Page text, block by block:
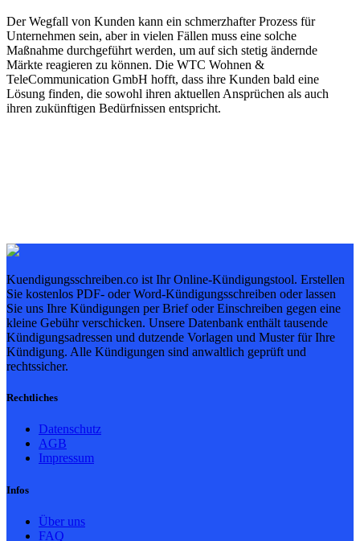
Der Wegfall von Kunden kann ein schmerzhafter Prozess für
Unternehmen sein, aber in vielen Fällen muss eine solche
Maßnahme durchgeführt werden, um auf sich stetig ändernde
Märkte reagieren zu können. Die WTC Wohnen &
TeleCommunication GmbH hofft, dass ihre Kunden bald eine
Lösung finden, die sowohl ihren aktuellen Ansprüchen als auch
ihren zukünftigen Bedürfnissen entspricht.
Kuendigungsschreiben.co ist Ihr Online-Kündigungstool. Erstellen
Sie kostenlos PDF- oder Word-Kündigungsschreiben oder lassen
Sie uns Ihre Kündigungen per Brief oder Einschreiben gegen eine
kleine Gebühr verschicken. Unsere Datenbank enthält tausende
Kündigungsadressen und dutzende Vorlagen und Muster für Ihre
Kündigung. Alle Kündigungen sind anwaltlich geprüft und
rechtssicher.
Rechtliches
Datenschutz
AGB
Impressum
Infos
Über uns
FAQ